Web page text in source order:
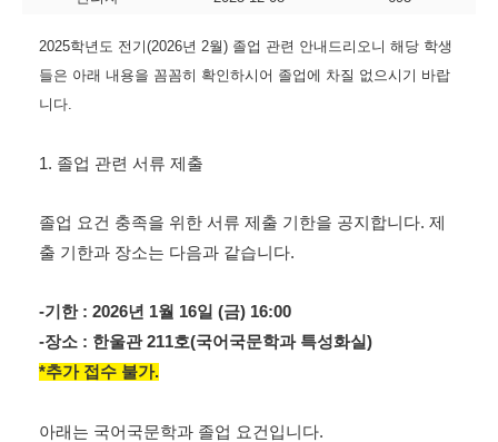
2025학년도 전기(2026년 2월) 졸업 관련 안내드리오니 해당 학생
들은 아래 내용을 꼼꼼히 확인하시어 졸업에 차질 없으시기 바랍
니다.
1. 졸업 관련 서류 제출
졸업 요건 충족을 위한 서류 제출 기한을 공지합니다. 제
출 기한과 장소는 다음과 같습니다.
-기한 : 2026년 1월 16일 (금) 16:00
-장소 : 한울관 211호(국어국문학과 특성화실)
*추가 접수 불가.
아래는 국어국문학과 졸업 요건입니다.